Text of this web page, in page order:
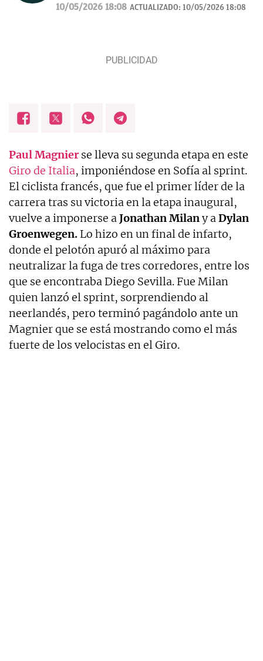
10/05/2026 18:08 ACTUALIZADO: 10/05/2026 18:08
Paul Magnierse lleva su segunda etapa en este
Giro de Italia, imponiéndose en Sofía al sprint.
El ciclista francés, que fue el primer líder de la
carrera tras su victoria en la etapa inaugural,
vuelve a imponerse aJonathan Milany aDylan
Groenwegen. Lo hizo en un final de infarto,
donde el pelotón apuró al máximo para
neutralizar la fuga de tres corredores, entre los
que se encontraba Diego Sevilla. Fue Milan
quien lanzó el sprint, sorprendiendo al
neerlandés, pero terminó pagándolo ante un
Magnier que se está mostrando como el más
fuerte de los velocistas en el Giro.